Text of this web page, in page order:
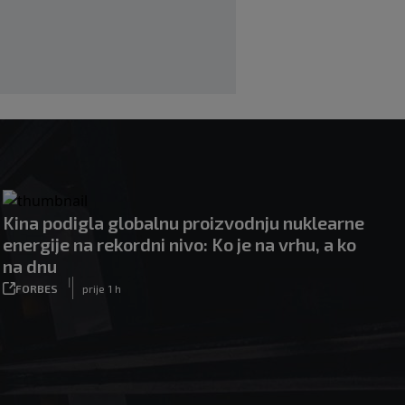
Kina podigla globalnu proizvodnju nuklearne
energije na rekordni nivo: Ko je na vrhu, a ko
na dnu
FORBES
|
prije 1 h